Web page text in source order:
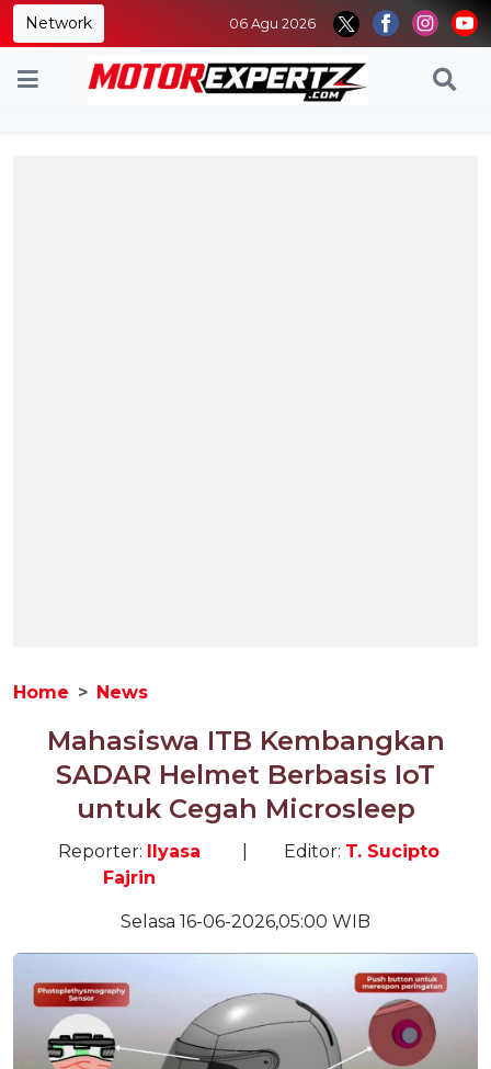
Network 06 Agu 2026
Home News
Mahasiswa ITB Kembangkan
SADAR Helmet Berbasis IoT
untuk Cegah Microsleep
Reporter: Ilyasa
Fajrin
Editor: T. Sucipto
Selasa 16-06-2026,05:00 WIB